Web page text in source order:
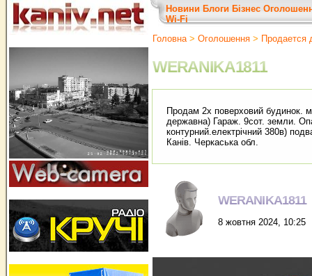
Новини Блоги Бізнес
Wi-Fi
Головна> Оголошення > Продается
WERANIKA1811
Продам 2х поверховий будинок.
державна) Гараж. 9сот. земли.
контурний.електрічний 380в)
Канів. Черкаська обл.
WERANIKA1811
8 жовтня 2024, 10:25